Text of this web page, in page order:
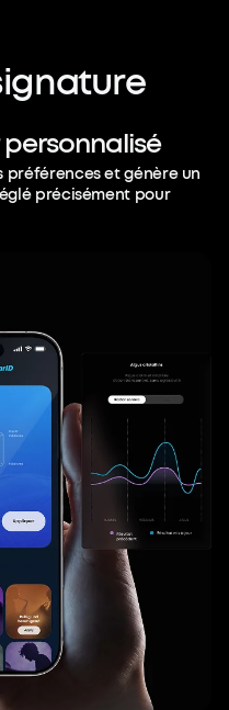
personnalisé
préférences et génère un
précisément pour